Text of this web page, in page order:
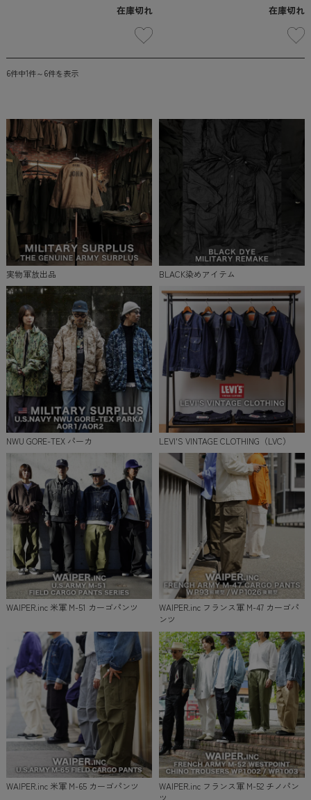
在庫切れ 在庫切れ
6件中1件～6件を表示
実物軍放出品 BLACK染めアイテム
NWU GORE-TEX パーカ LEVI'S VINTAGE CLOTHING（LVC）
WAIPER.inc 米軍 M-51 カーゴパンツ
WAIPER.inc フランス軍 M-47 カーゴパ
ンツ
WAIPER.inc 米軍 M-65 カーゴパンツ
WAIPER.inc フランス軍 M-52 チノパン